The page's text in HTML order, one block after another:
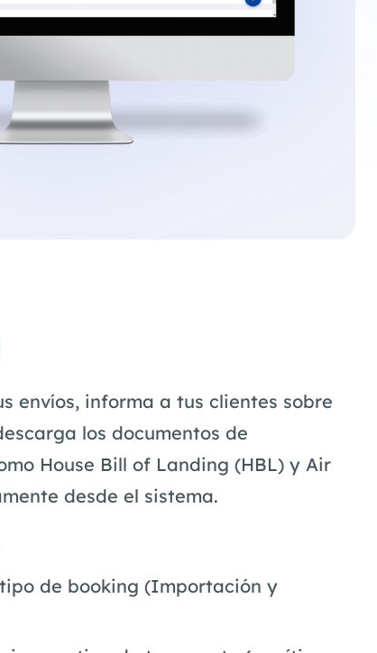
envíos, informa a tus clientes sobre
los documentos de
House Bill of Landing (HBL) y Air
desde el sistema.
de booking (Importación y